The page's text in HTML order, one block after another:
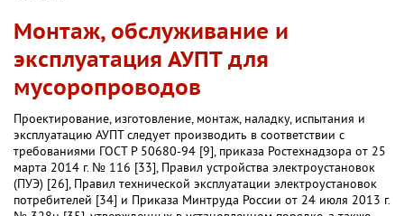
Монтаж, обслуживание и
эксплуатация АУПТ для
мусоропроводов
Проектирование, изготовление, монтаж, наладку, испытания и
эксплуатацию АУПТ следует производить в соответствии с
требованиями ГОСТ Р 50680-94 [9], приказа Ростехнадзора от 25
марта 2014 г. № 116 [33], Правил устройства электроустановок
(ПУЭ) [26], Правил технической эксплуатации электроустановок
потребителей [34] и Приказа Минтруда России от 24 июля 2013 г.